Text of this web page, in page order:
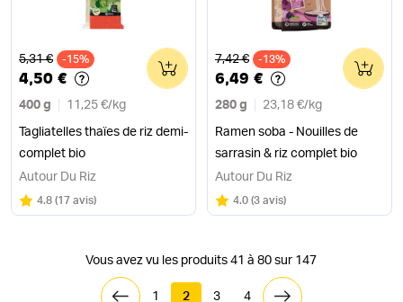
Ancien prix
5,31 € -15%
4,50 €
400 g 11,25 €/ kg
Tagliatelles thaïes de riz demi-
complet bio
0
Autour Du Riz
Note
4.8 sur 5
(17 avis)
Ancien prix
7,42 € -13%
6,49 €
280 g 23,18 €/ kg
Ramen soba - Nouilles de
sarrasin & riz complet bio
0
Autour Du Riz
Note
4.0 sur 5
(3 avis)
Vous avez vu les produits 41 à 80 sur 147
1 2 3 4